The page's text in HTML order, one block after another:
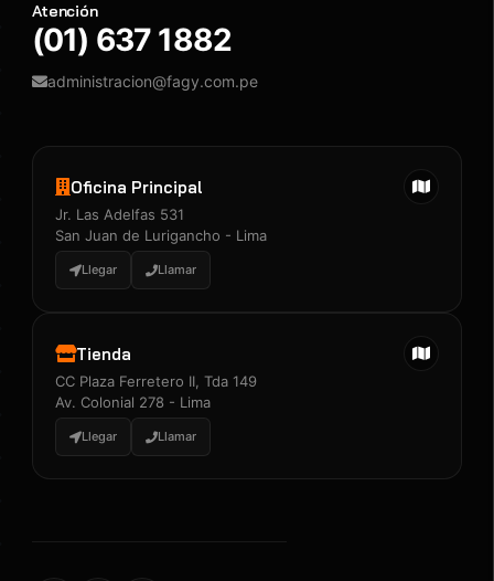
Atención
(01) 637 1882
administracion@fagy.com.pe
Oficina Principal
Jr. Las Adelfas 531
San Juan de Lurigancho - Lima
Llegar Llamar
Tienda
CC Plaza Ferretero II, Tda 149
Av. Colonial 278 - Lima
Llegar Llamar